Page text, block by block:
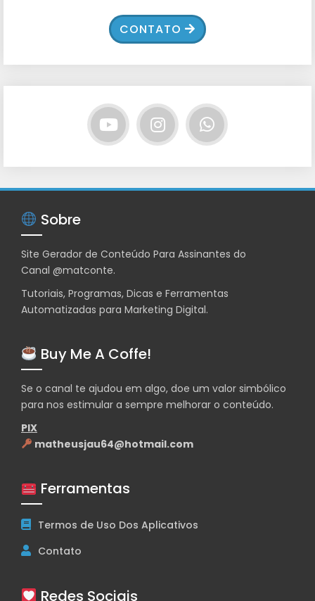
CONTATO
Sobre
Site Gerador de Conteúdo Para Assinantes do
Canal @matconte.
Tutoriais, Programas, Dicas e Ferramentas
Automatizadas para Marketing Digital.
Buy Me A Coffe!
Se o canal te ajudou em algo, doe um valor simbólico
para nos estimular a sempre melhorar o conteúdo.
PIX
matheusjau64@hotmail.com
Ferramentas
Termos de Uso Dos Aplicativos
Contato
Redes Sociais